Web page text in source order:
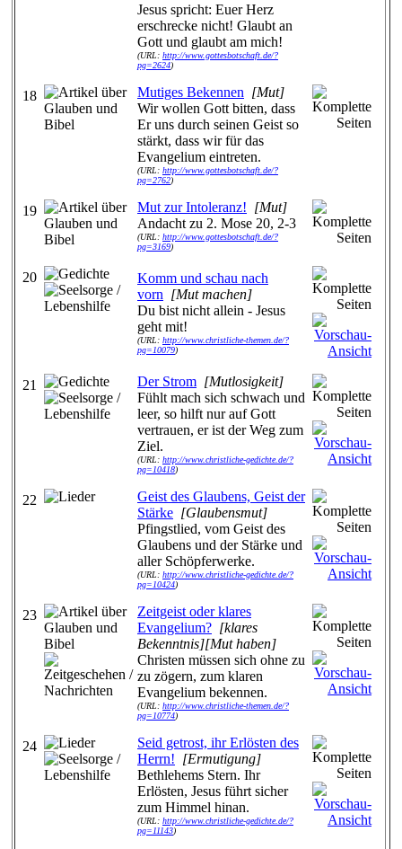
Jesus spricht: Euer Herz
erschrecke nicht! Glaubt an
Gott und glaubt am mich!
(URL: http://www.gottesbotschaft.de/?
pg=2624)
18 Mutiges Bekennen [Mut]
Wir wollen Gott bitten, dass
Er uns durch seinen Geist so
stärkt, dass wir für das
Evangelium eintreten.
(URL: http://www.gottesbotschaft.de/?
pg=2762)
19 Mut zur Intoleranz! [Mut]
Andacht zu 2. Mose 20, 2-3
(URL: http://www.gottesbotschaft.de/?
pg=3169)
20
Komm und schau nach
vorn [Mut machen]
Du bist nicht allein - Jesus
geht mit!
(URL: http://www.christliche-themen.de/?
pg=10079)
21 Der Strom [Mutlosigkeit]
Fühlt mach sich schwach und
leer, so hilft nur auf Gott
vertrauen, er ist der Weg zum
Ziel.
(URL: http://www.christliche-gedichte.de/?
pg=10418)
22
Geist des Glaubens, Geist der
Stärke [Glaubensmut]
Pfingstlied, vom Geist des
Glaubens und der Stärke und
aller Schöpferwerke.
(URL: http://www.christliche-gedichte.de/?
pg=10424)
23
Zeitgeist oder klares
Evangelium? [klares
Bekenntnis][Mut haben]
Christen müssen sich ohne zu
zu zögern, zum klaren
Evangelium bekennen.
(URL: http://www.christliche-themen.de/?
pg=10774)
24
Seid getrost, ihr Erlösten des
Herrn! [Ermutigung]
Bethlehems Stern. Ihr
Erlösten, Jesus führt sicher
zum Himmel hinan.
(URL: http://www.christliche-gedichte.de/?
pg=11143)